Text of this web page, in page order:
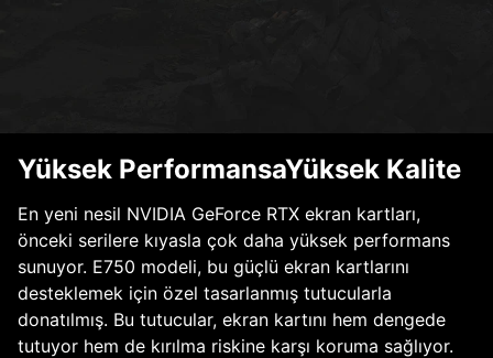
Yüksek PerformansaYüksek Kalite
En yeni nesil NVIDIA GeForce RTX ekran kartları,
önceki serilere kıyasla çok daha yüksek performans
sunuyor. E750 modeli, bu güçlü ekran kartlarını
desteklemek için özel tasarlanmış tutucularla
donatılmış. Bu tutucular, ekran kartını hem dengede
tutuyor hem de kırılma riskine karşı koruma sağlıyor.